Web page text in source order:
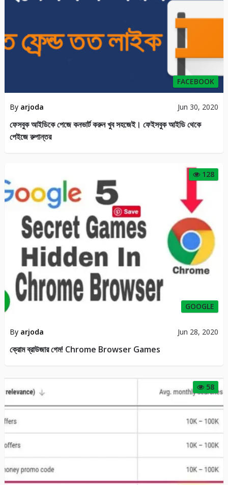
FACEBOOK
By arjoda Jun 30, 2020
ফেসবুক আইডিকে পেজে কনভার্ট করুন খুব সহজেই। ফেইসবুক আইডি থেকে
পেইজে রুপান্তর
128
GOOGLE
By arjoda Jun 28, 2020
ক্রোম ব্রাউজার গেম! Chrome Browser Games
58